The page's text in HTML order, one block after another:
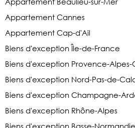
Appartement Cannes
Appartement Cap-d'Ail
Biens d'exception Île-de-France
Biens d'exception Provence-Alpes-
Biens d'exception Nord-Pas-de-
Biens d'exception Champagne-
Biens d'exception Rhône-Alpes
Biens d'exception Basse-Normandie